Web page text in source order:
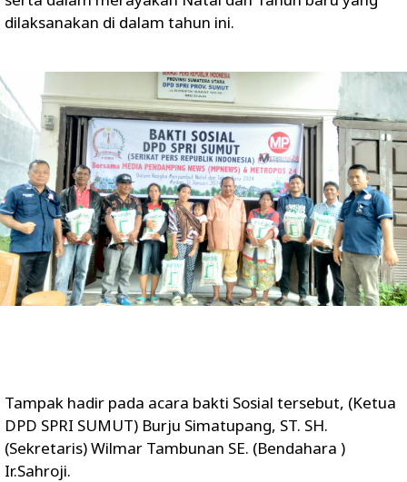
dilaksanakan di dalam tahun ini.
Tampak hadir pada acara bakti Sosial tersebut, (Ketua
DPD SPRI SUMUT) Burju Simatupang, ST. SH.
(Sekretaris) Wilmar Tambunan SE. (Bendahara )
Ir.Sahroji.